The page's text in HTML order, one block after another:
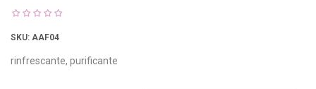
SKU: AAF04
rinfrescante, purificante